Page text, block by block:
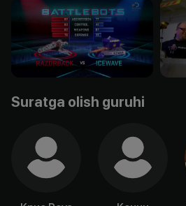
Suratga olish guruhi